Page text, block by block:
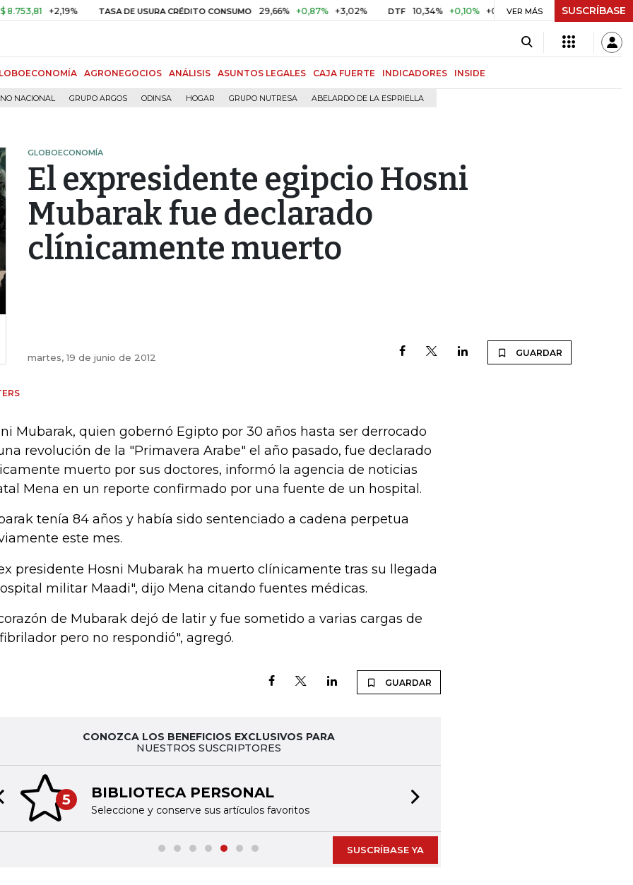
+2,19% TASA DE USURA CRÉDITO CONSUMO 29,66% +0,87% +3,02% DTF 10,34% +0,10% +0,98% UVR $ 416,96 +$ 0,05
VER MÁS SUSCRÍBASE
AGRONEGOCIOS ANÁLISIS ASUNTOS LEGALES CAJA FUERTE INDICADORES INSIDE
NACIONAL GRUPO ARGOS ODINSA HOGAR GRUPO NUTRESA ABELARDO DE LA ESPRIELLA
GLOBOECONOMÍA
El expresidente egipcio Hosni
Mubarak fue declarado
clínicamente muerto
martes, 19 de junio de 2012 GUARDAR
Mubarak, quien gobernó Egipto por 30 años hasta ser derrocado
revolución de la "Primavera Arabe" el año pasado, fue declarado
muerto por sus doctores, informó la agencia de noticias
Mena en un reporte confirmado por una fuente de un hospital.
tenía 84 años y había sido sentenciado a cadena perpetua
este mes.
presidente Hosni Mubarak ha muerto clínicamente tras su llegada
militar Maadi", dijo Mena citando fuentes médicas.
de Mubarak dejó de latir y fue sometido a varias cargas de
pero no respondió", agregó.
GUARDAR
CONOZCA LOS BENEFICIOS EXCLUSIVOS PARA
NUESTROS SUSCRIPTORES
5 BIBLIOTECA PERSONAL
Seleccione y conserve sus artículos favoritos
slide
SUSCRÍBASE YA